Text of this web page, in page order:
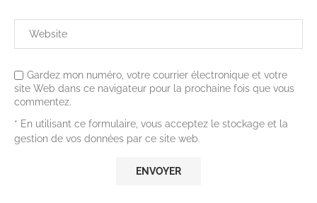
Gardez mon numéro, votre courrier électronique et votre
site Web dans ce navigateur pour la prochaine fois que vous
commentez.
* En utilisant ce formulaire, vous acceptez le stockage et la
gestion de vos données par ce site web.